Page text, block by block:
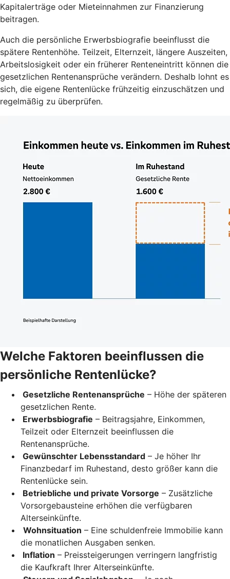
Kapitalerträge oder Mieteinnahmen zur Finanzierung
beitragen.
Auch die persönliche Erwerbsbiografie beeinflusst die
spätere Rentenhöhe. Teilzeit, Elternzeit, längere Auszeiten,
Arbeitslosigkeit oder ein früherer Renteneintritt können die
gesetzlichen Rentenansprüche verändern. Deshalb lohnt es
sich, die eigene Rentenlücke frühzeitig einzuschätzen und
regelmäßig zu überprüfen.
Welche Faktoren beeinflussen die
persönliche Rentenlücke?
Gesetzliche Rentenansprüche – Höhe der späteren
gesetzlichen Rente.
Erwerbsbiografie – Beitragsjahre, Einkommen,
Teilzeit oder Elternzeit beeinflussen die
Rentenansprüche.
Gewünschter Lebensstandard – Je höher Ihr
Finanzbedarf im Ruhestand, desto größer kann die
Rentenlücke sein.
Betriebliche und private Vorsorge – Zusätzliche
Vorsorgebausteine erhöhen die verfügbaren
Alterseinkünfte.
Wohnsituation – Eine schuldenfreie Immobilie kann
die monatlichen Ausgaben senken.
Inflation – Preissteigerungen verringern langfristig
die Kaufkraft Ihrer Alterseinkünfte.